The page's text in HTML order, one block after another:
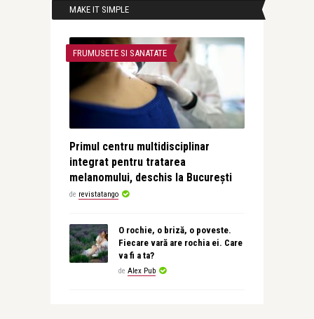
MAKE IT SIMPLE
FRUMUSETE SI SANATATE
Primul centru multidisciplinar
integrat pentru tratarea
melanomului, deschis la București
de revistatango
O rochie, o briză, o poveste.
Fiecare vară are rochia ei. Care
va fi a ta?
de Alex Pub